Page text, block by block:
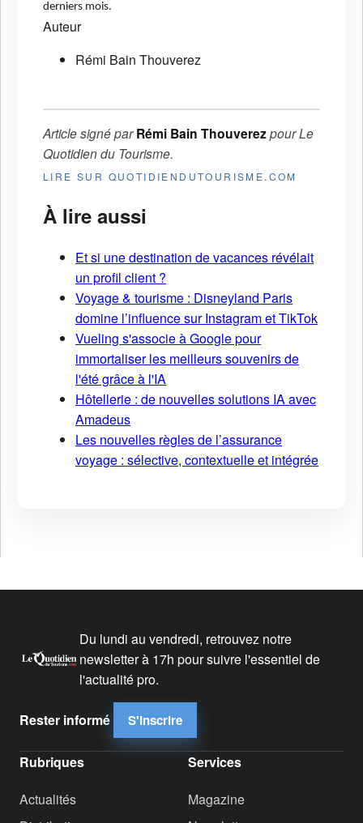
derniers mois.
Auteur
Rémi Bain Thouverez
Article signé parRémi Bain ThouverezpourLe
Quotidien du Tourisme.
LIRE SUR QUOTIDIENDUTOURISME.COM
À lire aussi
Et si une destination de vacances révélait
un profil client ?
Voyage & tourisme : Disneyland Paris
domine l’influence sur Instagram et TikTok
Vueling s'associe à Google pour
immortaliser les meilleurs souvenirs de
l'été grâce à l'IA
Hôtellerie : de nouvelles solutions IA avec
Amadeus
Les nouvelles règles de l’assurance
voyage : sélective, contextuelle et intégrée
Du lundi au vendredi, retrouvez notre
newsletter à 17h pour suivre l'essentiel de
l'actualité pro.
Rester informé S'inscrire
Rubriques
Actualités
Services
Magazine